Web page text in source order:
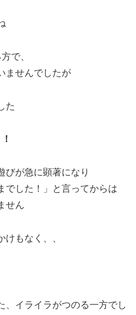
で、
ませんでしたが
た
びが急に顕著になり
でした！」と言ってからは
せん
けもなく、、
、イライラがつのる一方でし